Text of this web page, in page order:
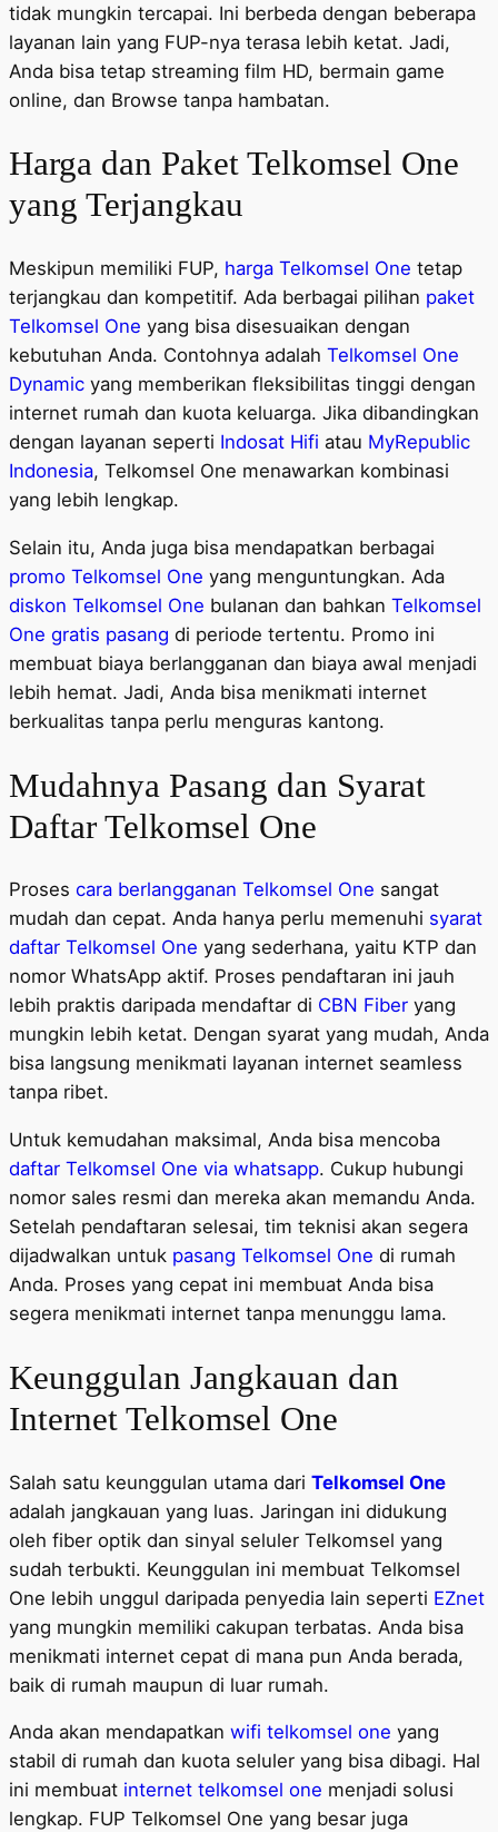
tidak mungkin tercapai. Ini berbeda dengan beberapa
layanan lain yang FUP-nya terasa lebih ketat. Jadi,
Anda bisa tetap streaming film HD, bermain game
online, dan Browse tanpa hambatan.
Harga dan Paket Telkomsel One
yang Terjangkau
Meskipun memiliki FUP, harga Telkomsel One tetap
terjangkau dan kompetitif. Ada berbagai pilihan paket
Telkomsel One yang bisa disesuaikan dengan
kebutuhan Anda. Contohnya adalah Telkomsel One
Dynamic yang memberikan fleksibilitas tinggi dengan
internet rumah dan kuota keluarga. Jika dibandingkan
dengan layanan seperti Indosat Hifi atau MyRepublic
Indonesia, Telkomsel One menawarkan kombinasi
yang lebih lengkap.
Selain itu, Anda juga bisa mendapatkan berbagai
promo Telkomsel One yang menguntungkan. Ada
diskon Telkomsel One bulanan dan bahkan Telkomsel
One gratis pasang di periode tertentu. Promo ini
membuat biaya berlangganan dan biaya awal menjadi
lebih hemat. Jadi, Anda bisa menikmati internet
berkualitas tanpa perlu menguras kantong.
Mudahnya Pasang dan Syarat
Daftar Telkomsel One
Proses cara berlangganan Telkomsel One sangat
mudah dan cepat. Anda hanya perlu memenuhi syarat
daftar Telkomsel One yang sederhana, yaitu KTP dan
nomor WhatsApp aktif. Proses pendaftaran ini jauh
lebih praktis daripada mendaftar di CBN Fiber yang
mungkin lebih ketat. Dengan syarat yang mudah, Anda
bisa langsung menikmati layanan internet seamless
tanpa ribet.
Untuk kemudahan maksimal, Anda bisa mencoba
daftar Telkomsel One via whatsapp. Cukup hubungi
nomor sales resmi dan mereka akan memandu Anda.
Setelah pendaftaran selesai, tim teknisi akan segera
dijadwalkan untuk pasang Telkomsel One di rumah
Anda. Proses yang cepat ini membuat Anda bisa
segera menikmati internet tanpa menunggu lama.
Keunggulan Jangkauan dan
Internet Telkomsel One
Salah satu keunggulan utama dari Telkomsel One
adalah jangkauan yang luas. Jaringan ini didukung
oleh fiber optik dan sinyal seluler Telkomsel yang
sudah terbukti. Keunggulan ini membuat Telkomsel
One lebih unggul daripada penyedia lain seperti EZnet
yang mungkin memiliki cakupan terbatas. Anda bisa
menikmati internet cepat di mana pun Anda berada,
baik di rumah maupun di luar rumah.
Anda akan mendapatkan wifi telkomsel one yang
stabil di rumah dan kuota seluler yang bisa dibagi. Hal
ini membuat internet telkomsel one menjadi solusi
lengkap. FUP Telkomsel One yang besar juga